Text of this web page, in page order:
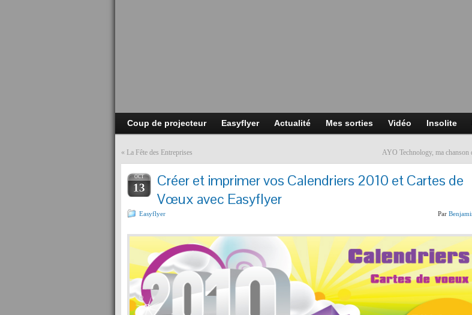
Coup de projecteur Easyflyer Actualité Mes sorties Vidéo Insolite
« La Fête des Entreprises AYO Technology, ma chanson
OCT
13
Créer et imprimer vos Calendriers 2010 et Cartes de
Vœux avec Easyflyer
Easyflyer Par